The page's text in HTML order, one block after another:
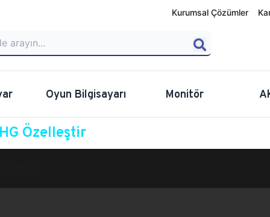
Kurumsal Çözümler
Oyun Bilgisayarı Monitör
Özelleştir